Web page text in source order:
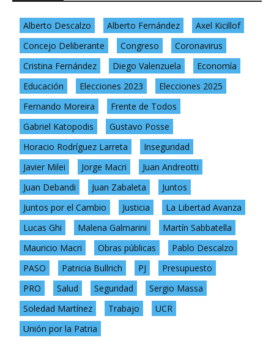
Alberto Descalzo Alberto Fernández
Axel Kicillof
Concejo Deliberante
Congreso
Coronavirus
Cristina Fernández
Diego Valenzuela
Economía
Educación
Elecciones 2023
Elecciones 2025
Fernando Moreira
Frente de Todos
Gabriel Katopodis
Gustavo Posse
Horacio Rodríguez Larreta
Inseguridad
Javier Milei
Jorge Macri
Juan Andreotti
Juan Debandi
Juan Zabaleta
Juntos
Juntos por el Cambio
Justicia
La Libertad Avanza
Lucas Ghi
Malena Galmarini
Martín Sabbatella
Mauricio Macri
Obras públicas
Pablo Descalzo
PASO
Patricia Bullrich PJ
Presupuesto
PRO
Salud Seguridad
Sergio Massa
Soledad Martínez
Trabajo
UCR
Unión por la Patria